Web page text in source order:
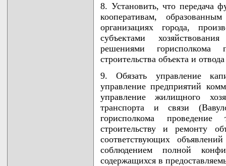
8. Установить, что передача
кооперативам,
организациях города,
субъектами
решениями
строительства объекта и
9. Обязать управление
управление предприятий
управление жилищного
транспорта и связи
горисполкома
строительству и ремонту
соответствующих
соблюдением полной
содержащихся в